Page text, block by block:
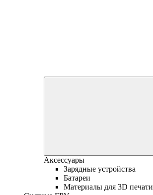
Аксессуары
Зарядные устройства
Батареи
Материалы для 3D печати